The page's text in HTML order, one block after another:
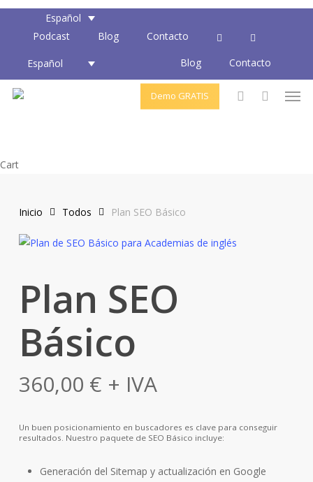
Skip
content
Español
Podcast
Blog Contacto
Español Blog Contacto
Demo GRATIS
CartClose
Inicio Todos Plan SEO Básico
Plan SEO
Básico
360,00 € + IVA
Un buen posicionamiento en buscadores es clave para conseguir
resultados. Nuestro paquete de SEO Básico incluye:
Generación del Sitemap y actualización en Google